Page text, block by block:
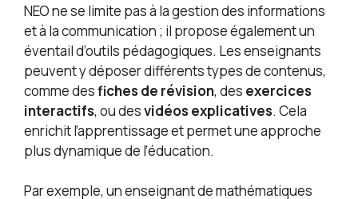
NEO ne se limite pas à la gestion des informations
et à la communication ; il propose également un
éventail d’outils pédagogiques. Les enseignants
peuvent y déposer différents types de contenus,
comme desfiches de révision, des exercices
interactifs, ou desvidéos explicatives. Cela
enrichit l’apprentissage et permet une approche
plus dynamique de l’éducation.
Par exemple, un enseignant de mathématiques